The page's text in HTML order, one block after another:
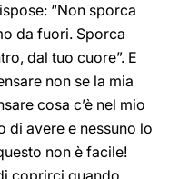
“Non sporca
da fuori. Sporca
dal tuo cuore”. E
non se la mia
cosa c’è nel mio
di avere e nessuno lo
non è facile!
coprirci quando